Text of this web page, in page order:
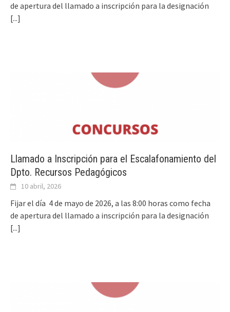
de apertura del llamado a inscripción para la designación
[...]
Llamado a Inscripción para el Escalafonamiento del
Dpto. Recursos Pedagógicos
10 abril, 2026
Fijar el día 4 de mayo de 2026, a las 8:00 horas como fecha
de apertura del llamado a inscripción para la designación
[...]